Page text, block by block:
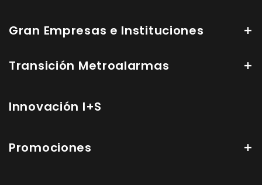
Gran Empresas e Instituciones
Transición Metroalarmas
Innovación I+S
Promociones